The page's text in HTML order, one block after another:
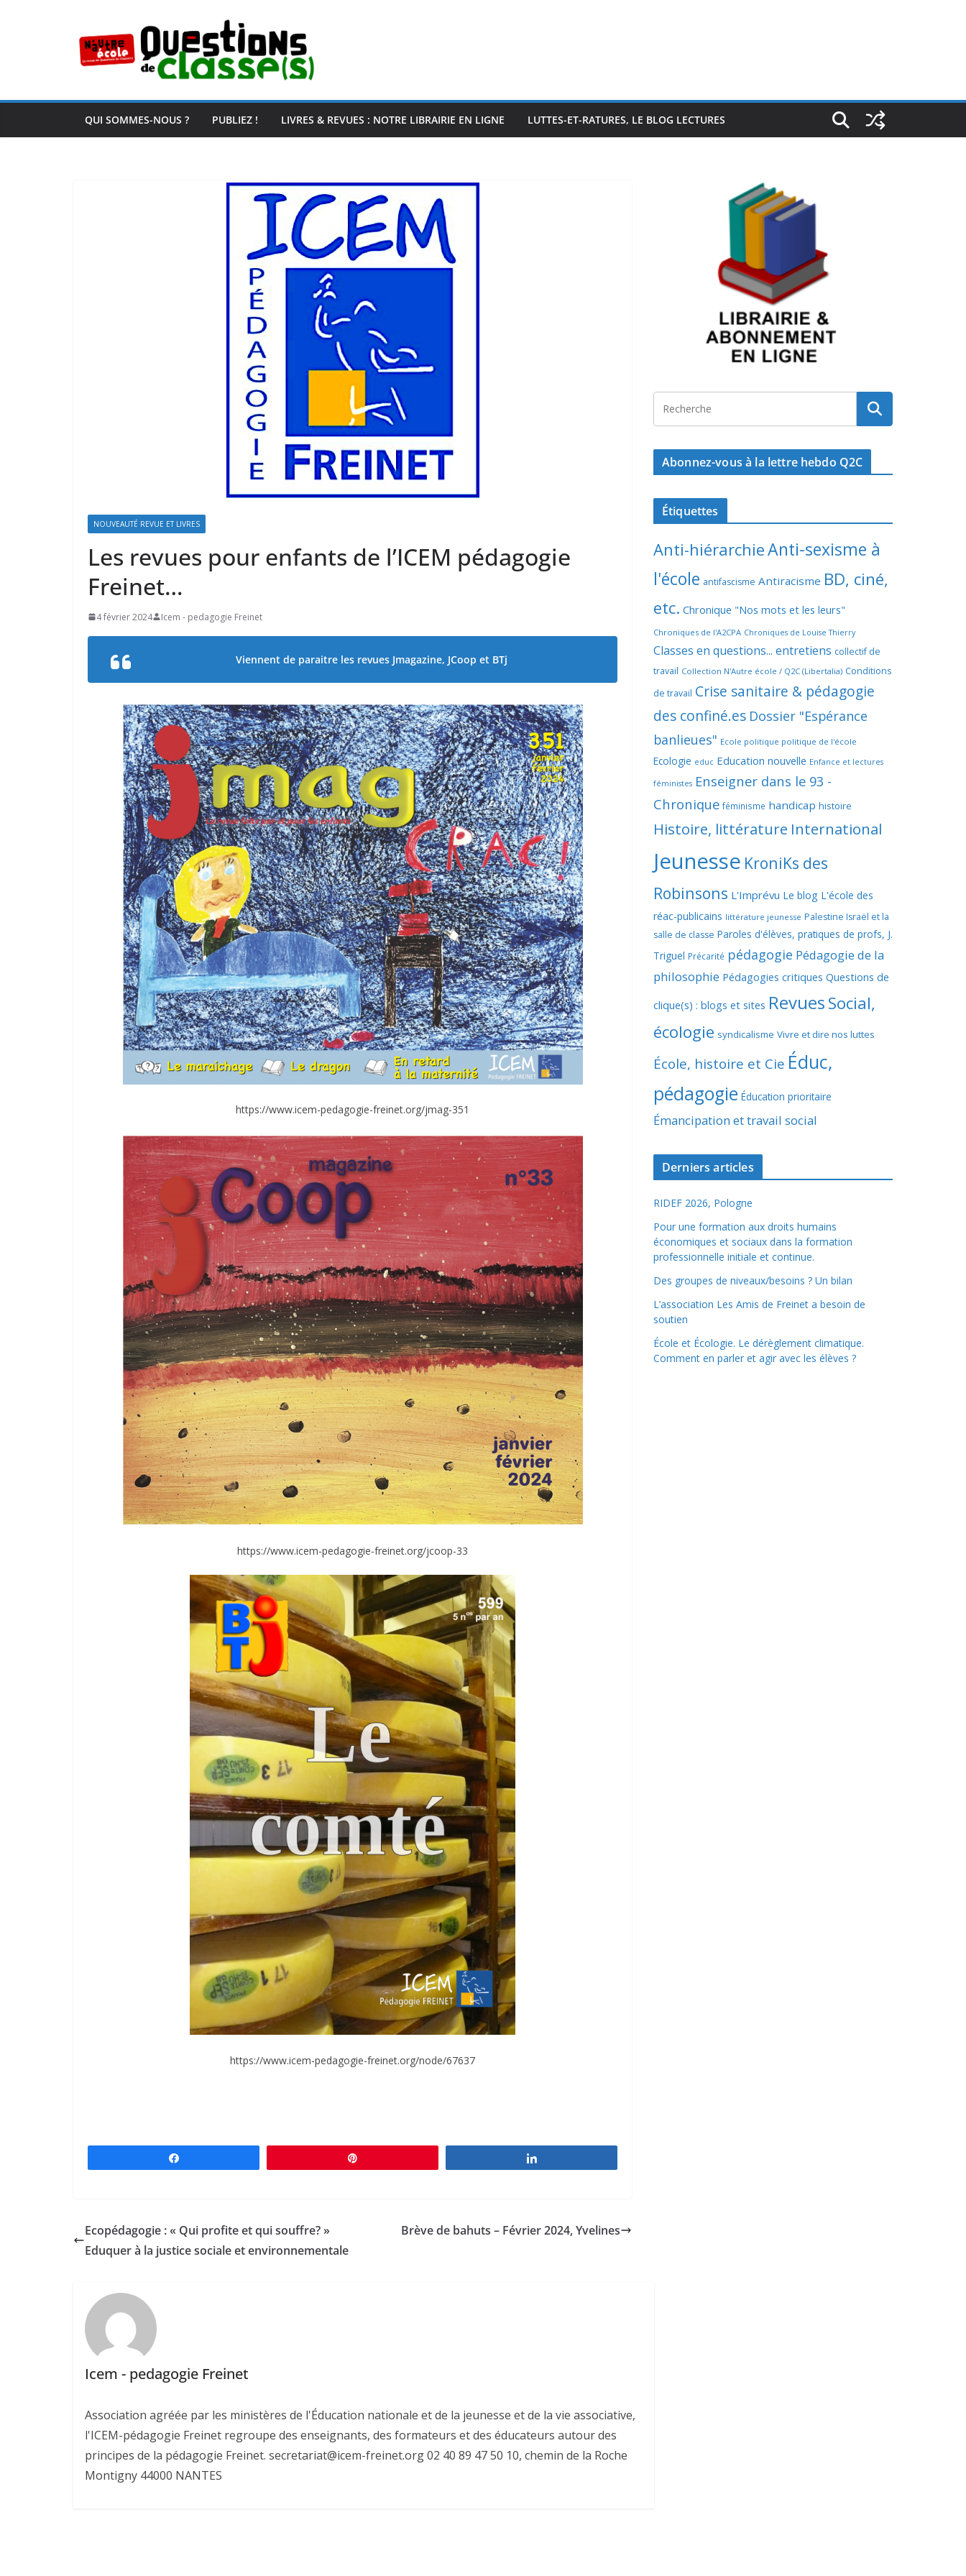
QUI SOMMES-NOUS ? PUBLIEZ ! LIVRES & REVUES : NOTRE LIBRAIRIE EN LIGNE LUTTES-ET-RATURES, LE BLOG LECTURES
NOUVEAUTÉ REVUE ET LIVRES
Les revues pour enfants de l’ICEM pédagogie
Freinet…
4 février 2024 Icem - pedagogie Freinet
Viennent de paraitre les revues Jmagazine, JCoop et BTj
https://www.icem-pedagogie-freinet.org/jmag-351
https://www.icem-pedagogie-freinet.org/jcoop-33
https://www.icem-pedagogie-freinet.org/node/67637
Ecopédagogie : « Qui profite et qui souffre? »
Eduquer à la justice sociale et environnementale
Brève de bahuts – Février 2024, Yvelines
Icem - pedagogie Freinet
Association agréée par les ministères de l'Éducation nationale et de la jeunesse et de la vie associative,
l'ICEM-pédagogie Freinet regroupe des enseignants, des formateurs et des éducateurs autour des
principes de la pédagogie Freinet. secretariat@icem-freinet.org 02 40 89 47 50 10, chemin de la Roche
Montigny 44000 NANTES
Abonnez-vous à la lettre hebdo Q2C
Étiquettes
Anti-hiérarchieAnti-sexisme à
l'école antifascisme Antiracisme BD, ciné,
etc. Chronique "Nos mots et les leurs"
Chroniques de l'A2CPA Chroniques de Louise Thierry
Classes en questions... entretiens collectif de
travail Collection N'Autre école / Q2C (Libertalia) Conditions
de travail Crise sanitaire & pédagogie
des confiné.es Dossier "Espérance
banlieues" Ecole politique politique de l'école
Ecologie educ Education nouvelle Enfance et lectures
féministes Enseigner dans le 93 -
Chronique féminisme handicap histoire
Histoire, littérature International
Jeunesse KroniKs des
Robinsons L'Imprévu Le blog L'école des
réac-publicains littérature jeunesse Palestine Israël et la
salle de classe Paroles d'élèves, pratiques de profs, J.
Triguel Précarité pédagogie Pédagogie de la
philosophie Pédagogies critiques Questions de
clique(s) : blogs et sites RevuesSocial,
écologie syndicalisme Vivre et dire nos luttes
École, histoire et Cie Éduc,
pédagogie Éducation prioritaire
Émancipation et travail social
Derniers articles
RIDEF 2026, Pologne
Pour une formation aux droits humains
économiques et sociaux dans la formation
professionnelle initiale et continue.
Des groupes de niveaux/besoins ? Un bilan
L’association Les Amis de Freinet a besoin de
soutien
École et Écologie. Le dérèglement climatique.
Comment en parler et agir avec les élèves ?